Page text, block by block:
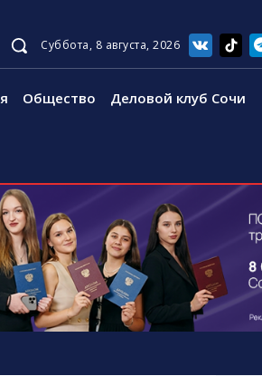
Суббота, 8 августа, 2026
Общество Деловой клуб Сочи